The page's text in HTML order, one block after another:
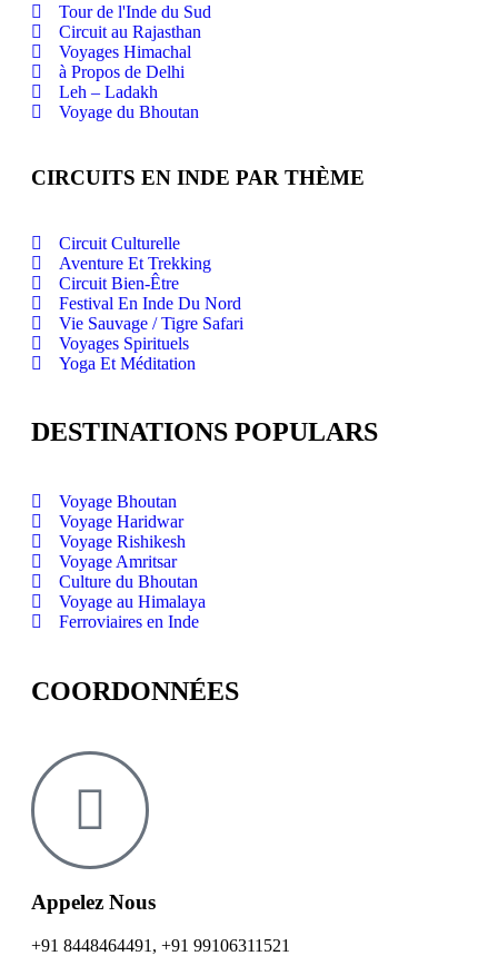
Tour de l'Inde du Sud
Circuit au Rajasthan
Voyages Himachal
à Propos de Delhi
Leh – Ladakh
Voyage du Bhoutan
CIRCUITS EN INDE PAR THÈME
Circuit Culturelle
Aventure Et Trekking
Circuit Bien-Être
Festival En Inde Du Nord
Vie Sauvage / Tigre Safari
Voyages Spirituels
Yoga Et Méditation
DESTINATIONS POPULARS
Voyage Bhoutan
Voyage Haridwar
Voyage Rishikesh
Voyage Amritsar
Culture du Bhoutan
Voyage au Himalaya
Ferroviaires en Inde
COORDONNÉES
Appelez Nous
+91 8448464491 , +91 99106311521